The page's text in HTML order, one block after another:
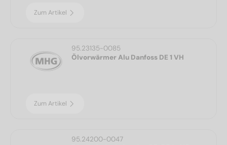
Zum Artikel
95.23135-0085
Ölvorwärmer Alu Danfoss DE 1 VH
Zum Artikel
95.24200-0047